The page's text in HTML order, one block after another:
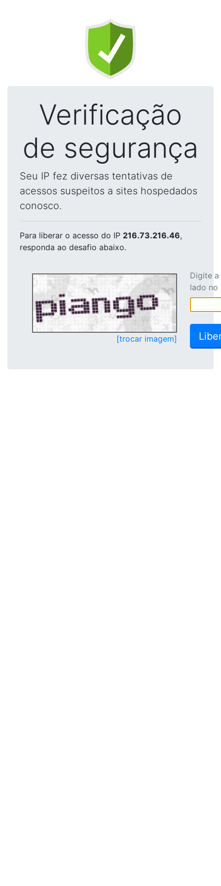
Verificação
de segurança
Seu IP fez diversas tentativas de
acessos suspeitos a sites hospedados
conosco.
Para liberar o acesso do IP 216.73.216.46,
responda ao desafio abaixo.
[trocar imagem]
Digite
lado no